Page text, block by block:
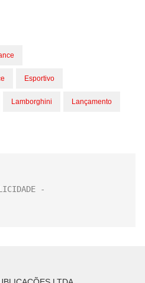
Esportivo
Lamborghini Lançamento